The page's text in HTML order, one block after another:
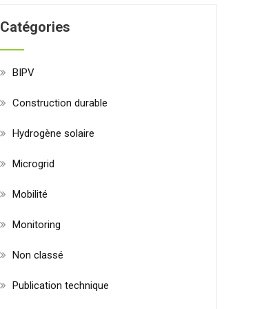
Catégories
BIPV
Construction durable
Hydrogène solaire
Microgrid
Mobilité
Monitoring
Non classé
Publication technique